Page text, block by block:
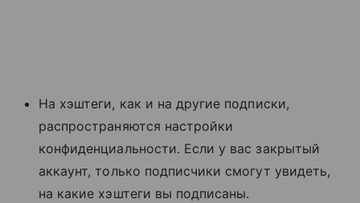
На хэштеги, как и на другие подписки,
распространяются настройки
конфиденциальности. Если у вас закрытый
аккаунт, только подписчики смогут увидеть,
на какие хэштеги вы подписаны.